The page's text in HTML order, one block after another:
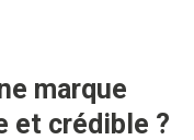
marque
et crédible ?